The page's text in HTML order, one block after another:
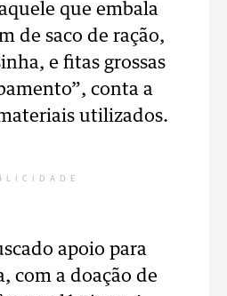
que embala
de saco de ração,
e fitas grossas
conta a
utilizados.
apoio para
com a doação de